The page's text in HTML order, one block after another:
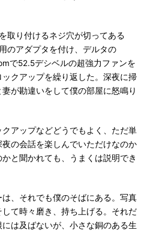
取り付けるネジ穴が切ってある
のアダプタを付け、デルタの
で52.5デシベルの超強力ファンを
クアップを繰り返した。深夜に掃
が勘違いをして僕の部屋に怒鳴り
アップなどどうでもよく、ただ単
の会話を楽しんでいただけなのか
と聞かれても、うまくは説明でき
、それでも僕のそばにある。写真
て時々磨き、持ち上げる。それだ
は及ばないが、小さな銅のある生